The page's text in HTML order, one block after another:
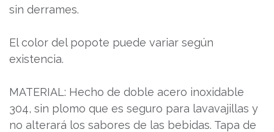
sin derrames.
El color del popote puede variar según
existencia.
MATERIAL: Hecho de doble acero inoxidable
304, sin plomo que es seguro para lavavajillas y
no alterará los sabores de las bebidas. Tapa de